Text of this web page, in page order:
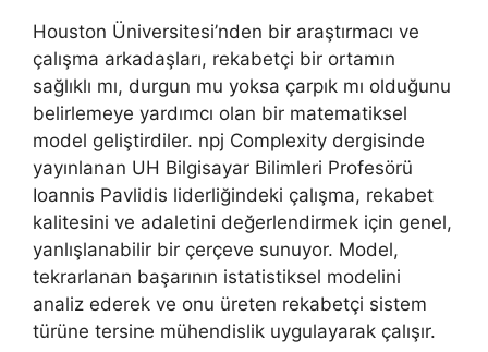
Houston Üniversitesi’nden bir araştırmacı ve
çalışma arkadaşları, rekabetçi bir ortamın
sağlıklı mı, durgun mu yoksa çarpık mı olduğunu
belirlemeye yardımcı olan bir matematiksel
model geliştirdiler. npj Complexity dergisinde
yayınlanan UH Bilgisayar Bilimleri Profesörü
Ioannis Pavlidis liderliğindeki çalışma, rekabet
kalitesini ve adaletini değerlendirmek için genel,
yanlışlanabilir bir çerçeve sunuyor. Model,
tekrarlanan başarının istatistiksel modelini
analiz ederek ve onu üreten rekabetçi sistem
türüne tersine mühendislik uygulayarak çalışır.